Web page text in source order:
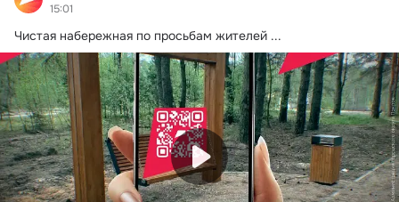
15:01
Чистая набережная по просьбам жителей ...